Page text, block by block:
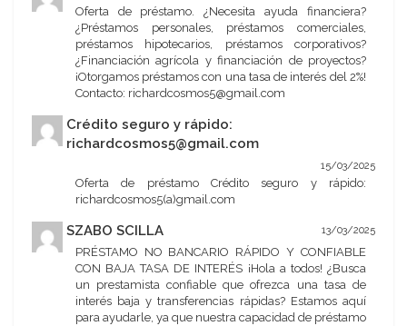
Oferta de préstamo. ¿Necesita ayuda financiera?
¿Préstamos personales, préstamos comerciales,
préstamos hipotecarios, préstamos corporativos?
¿Financiación agrícola y financiación de proyectos?
¡Otorgamos préstamos con una tasa de interés del 2%!
Contacto: richardcosmos5@gmail.com
Crédito seguro y rápido:
richardcosmos5@gmail.com
15/03/2025
Oferta de préstamo Crédito seguro y rápido:
richardcosmos5(a)gmail.com
SZABO SCILLA 13/03/2025
PRÉSTAMO NO BANCARIO RÁPIDO Y CONFIABLE
CON BAJA TASA DE INTERÉS ¡Hola a todos! ¿Busca
un prestamista confiable que ofrezca una tasa de
interés baja y transferencias rápidas? Estamos aquí
para ayudarle, ya que nuestra capacidad de préstamo